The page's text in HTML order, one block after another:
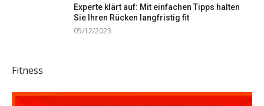
Experte klärt auf: Mit einfachen Tipps halten
Sie Ihren Rücken langfristig fit
05/12/2023
Fitness